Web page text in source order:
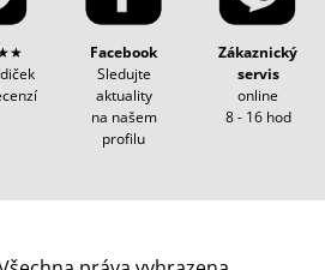
Facebook
Sledujte
aktuality
na našem
profilu
Zákaznický
servis
online
8 - 16 hod